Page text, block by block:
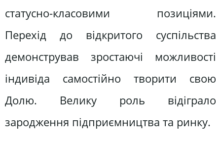
статусно-класовими позиціями.
Перехід до відкритого суспільства
демонстрував зростаючі можливості
індивіда самостійно творити свою
Долю. Велику роль відіграло
зародження підприємництва та ринку.